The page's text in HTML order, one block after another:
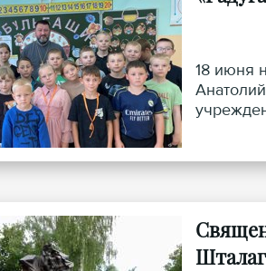
18 июня